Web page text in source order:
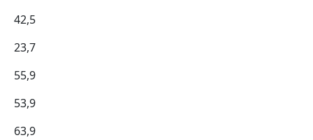
42,5
23,7
55,9
53,9
63,9